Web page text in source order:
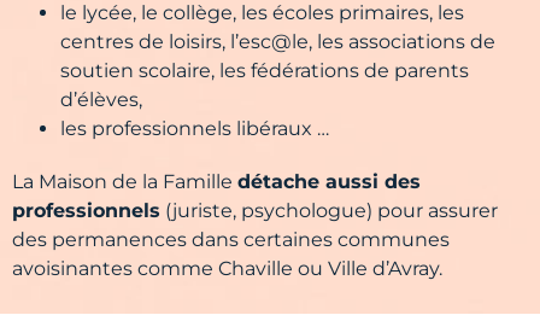
le lycée, le collège, les écoles primaires, les
centres de loisirs, l’esc@le, les associations de
soutien scolaire, les fédérations de parents
d’élèves,
les professionnels libéraux …
La Maison de la Famille détache aussi des
professionnels (juriste, psychologue) pour assurer
des permanences dans certaines communes
avoisinantes comme Chaville ou Ville d’Avray.